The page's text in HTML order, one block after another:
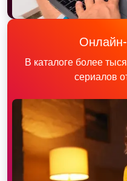
В каталоге более
сериалов